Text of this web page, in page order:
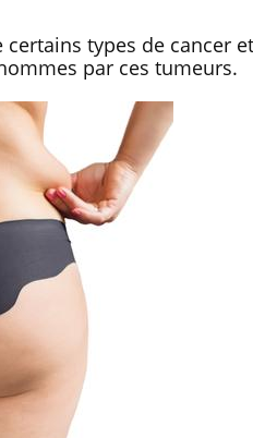
types de cancer
par ces tumeurs.
La sieste empêche-t-elle
de dormir la nuit ?
VIH : la fin du comprimé
tous les jours se profile-t-
elle enfin ?